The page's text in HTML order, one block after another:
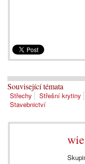
Související témata
Střechy Střešní krytiny
Stavebnictví